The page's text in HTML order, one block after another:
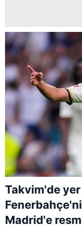
Takvim'de
Madrid'e